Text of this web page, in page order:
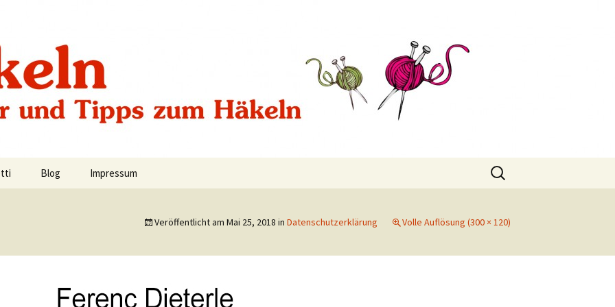
Blog Impressum
Suchen
nach:
Veröffentlicht am Mai 25, 2018 in Datenschutzerklärung Volle Auflösung (300 × 120)